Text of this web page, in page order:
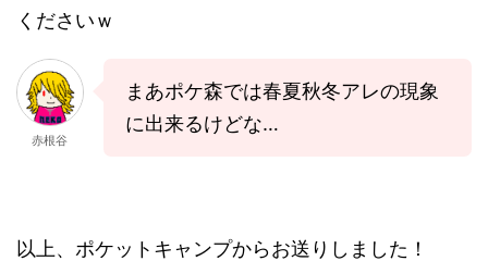
くださいｗ
赤根谷
まあポケ森では春夏秋冬アレの現象
に出来るけどな…
以上、ポケットキャンプからお送りしました！